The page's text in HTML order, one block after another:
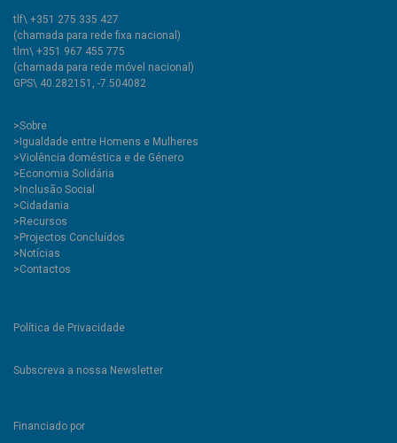
tlf\ +351 275 335 427
(chamada para rede fixa nacional)
tlm\ +351 967 455 775
(chamada para rede móvel nacional)
GPS\ 40.282151, -7.504082
>Sobre
>Igualdade entre Homens e Mulheres
>Violência doméstica e de Género
>Economia Solidária
>Inclusão Social
>Cidadania
>Recursos
>Projectos Concluídos
>Notícias
>Contactos
Política de Privacidade
Subscreva a nossa Newsletter
Financiado por